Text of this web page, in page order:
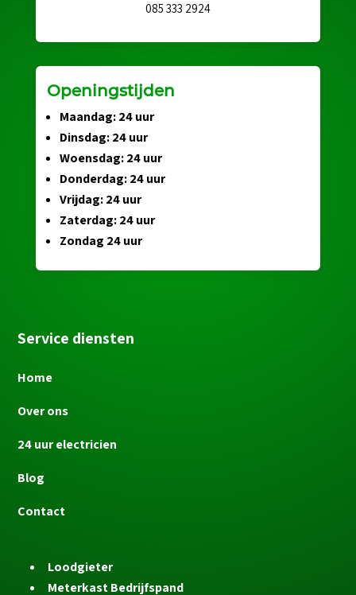
085 333 2924
Openingstijden
Maandag: 24 uur
Dinsdag: 24 uur
Woensdag: 24 uur
Donderdag: 24 uur
Vrijdag: 24 uur
Zaterdag: 24 uur
Zondag 24 uur
Service diensten
Home
Over ons
24 uur electricien
Blog
Contact
Loodgieter
Meterkast Bedrijfspand